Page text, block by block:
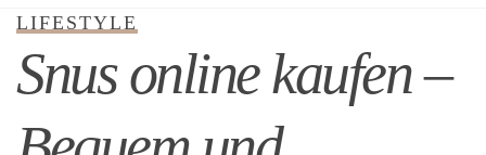
LIFESTYLE
Snus online kaufen –